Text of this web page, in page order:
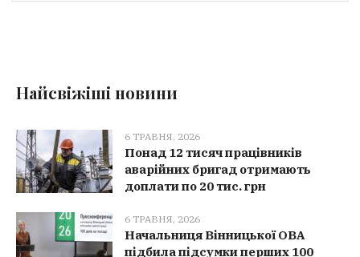
Найсвіжіші новини
6 ТРАВНЯ, 2026
Понад 12 тисяч працівників
аварійних бригад отримають
доплати по 20 тис. грн
6 ТРАВНЯ, 2026
Начальниця Вінницької ОВА
підбила підсумки перших 100